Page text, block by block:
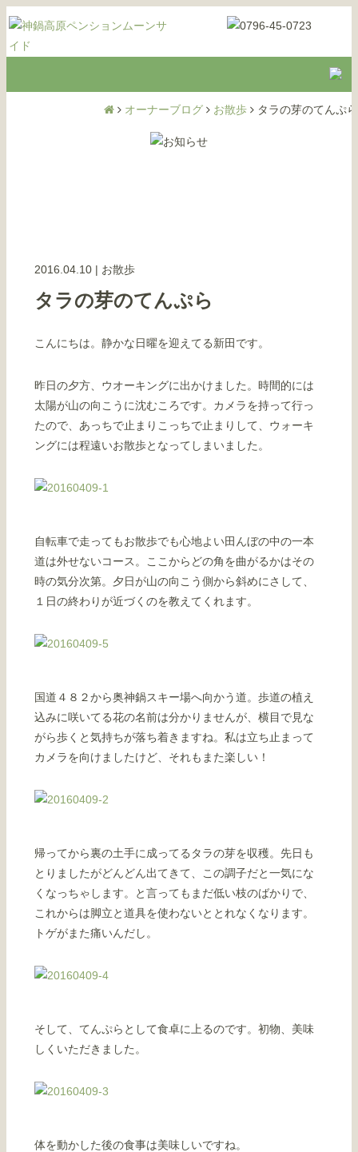
オーナーブログ お散歩 タラの芽のてんぷら
2016.04.10| お散歩
タラの芽のてんぷら
こんにちは。静かな日曜を迎えてる新田です。
昨日の夕方、ウオーキングに出かけました。時間的には
太陽が山の向こうに沈むころです。カメラを持って行っ
たので、あっちで止まりこっちで止まりして、ウォーキ
ングには程遠いお散歩となってしまいました。
自転車で走ってもお散歩でも心地よい田んぼの中の一本
道は外せないコース。ここからどの角を曲がるかはその
時の気分次第。夕日が山の向こう側から斜めにさして、
１日の終わりが近づくのを教えてくれます。
国道４８２から奥神鍋スキー場へ向かう道。歩道の植え
込みに咲いてる花の名前は分かりませんが、横目で見な
がら歩くと気持ちが落ち着きますね。私は立ち止まって
カメラを向けましたけど、それもまた楽しい！
帰ってから裏の土手に成ってるタラの芽を収穫。先日も
とりましたがどんどん出てきて、この調子だと一気にな
くなっちゃします。と言ってもまだ低い枝のばかりで、
これからは脚立と道具を使わないととれなくなります。
トゲがまた痛いんだし。
そして、てんぷらとして食卓に上るのです。初物、美味
しくいただきました。
体を動かした後の食事は美味しいですね。